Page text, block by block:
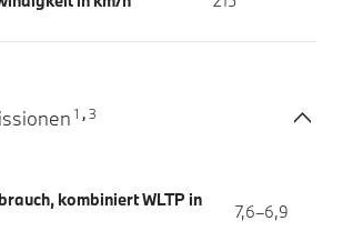
1 , 3
kombiniert WLTP in
7,6–6,9